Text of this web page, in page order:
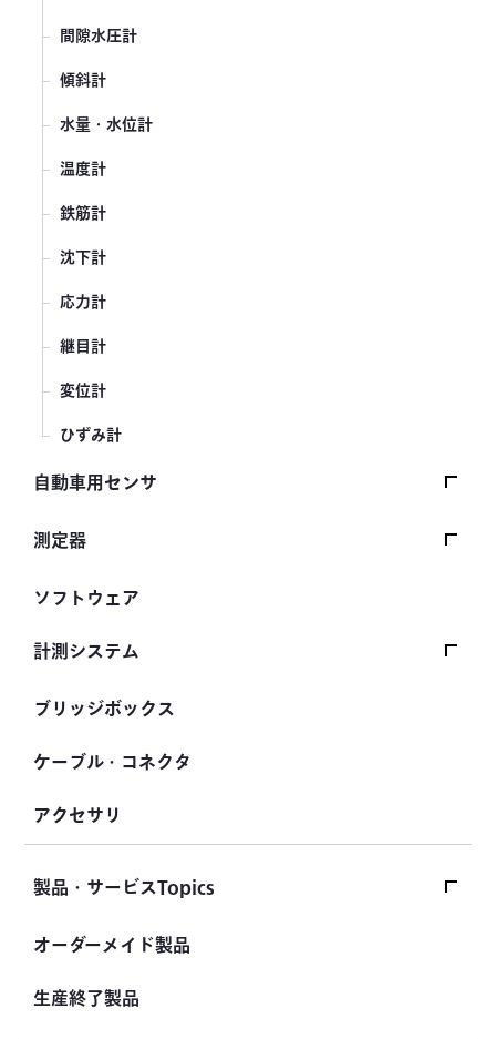
トルクセンサ
変位センサ
分力計
間隙水圧計
傾斜計
水量・水位計
温度計
鉄筋計
沈下計
応力計
継目計
変位計
ひずみ計
自動車用センサ
シートベルト張力計
ホイールトルクセンサ
人体ダミー用センサ
測定器
データロガー
指示計・表示器
ソフトウェア
計測システム
道路用計測システム
鉄道用計測システム
土木用計測システム
試験装置・システム
ブリッジボックス
ケーブル・コネクタ
アクセサリ
製品・サービスTopics
製品・サービスTopicsトップ
製品Topics
オーダーメイド製品
生産終了製品